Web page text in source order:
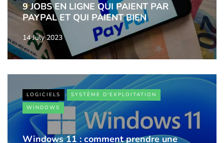
9 JOBS EN LIGNE QUI PAIENT PAR
PAYPAL ET QUI PAIENT BIEN
14 July 2023
LOGICIELS
SYSTÈME D'EXPLOITATION
WINDOWS
Windows 11 : comment prendre une